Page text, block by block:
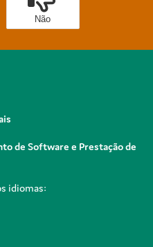
Não
de Software e Prestação de
idiomas: